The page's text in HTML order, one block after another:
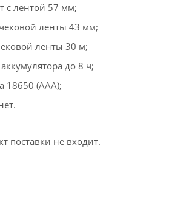
с лентой 57 мм;
ленты 43 мм;
ленты 30 м;
до 8 ч;
18650 (ААА);
поставки не входит.